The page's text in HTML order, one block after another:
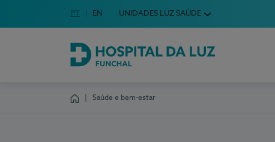
Escolha o seu idioma
Idioma em Português
PT English Language
EN UNIDADES LUZ SAÚDE
Hospital da Luz Funchal
Saúde e bem-estar